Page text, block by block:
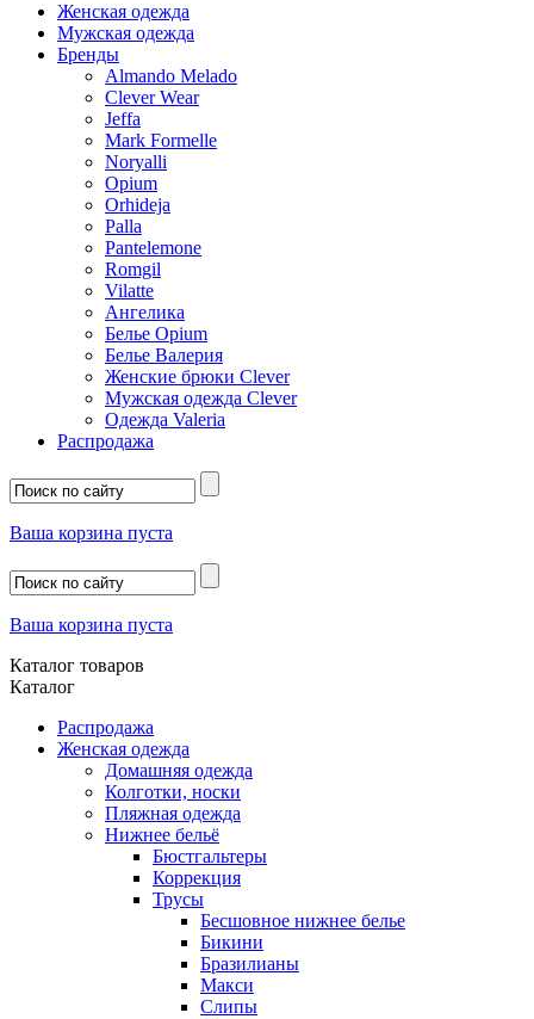
Женская одежда
Мужская одежда
Бренды
Almando Melado
Clever Wear
Jeffa
Mark Formelle
Noryalli
Opium
Orhideja
Palla
Pantelemone
Romgil
Vilatte
Ангелика
Белье Opium
Белье Валерия
Женские брюки Clever
Мужская одежда Clever
Одежда Valeria
Распродажа
Ваша корзина пуста
Ваша корзина пуста
Каталог товаров
Каталог
Распродажа
Женская одежда
Домашняя одежда
Колготки, носки
Пляжная одежда
Нижнее бельё
Бюстгальтеры
Коррекция
Трусы
Бесшовное нижнее белье
Бикини
Бразилианы
Макси
Слипы